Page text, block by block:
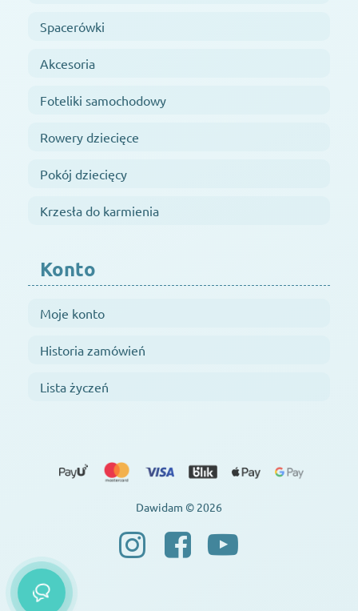
Spacerówki
Akcesoria
Foteliki samochodowy
Rowery dziecięce
Pokój dziecięcy
Krzesła do karmienia
Konto
Moje konto
Historia zamówień
Lista życzeń
Dawidam © 2026